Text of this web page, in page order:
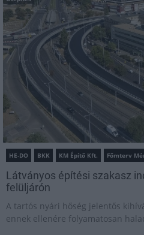
HE-DO BKK KM Építő Kft. Főmterv
Látványos építési szakasz
felüljárón
A tartós nyári hőség jelentős
ennek ellenére folyamatosan